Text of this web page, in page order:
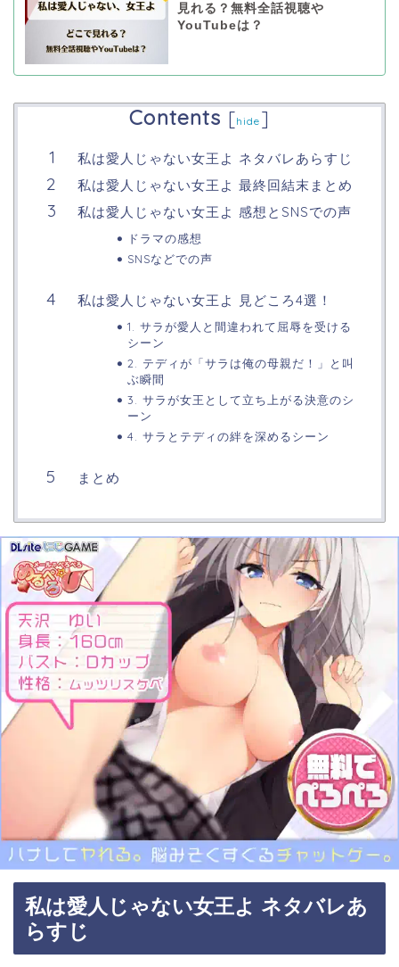
見れる？無料全話視聴や
YouTubeは？
Contents [hide ]
私は愛人じゃない女王よ ネタバレあらすじ
私は愛人じゃない女王よ 最終回結末まとめ
私は愛人じゃない女王よ 感想とSNSでの声
ドラマの感想
SNSなどでの声
私は愛人じゃない女王よ 見どころ4選！
1. サラが愛人と間違われて屈辱を受ける
シーン
2. テディが「サラは俺の母親だ！」と叫
ぶ瞬間
3. サラが女王として立ち上がる決意のシ
ーン
4. サラとテディの絆を深めるシーン
まとめ
私は愛人じゃない女王よ ネタバレあ
らすじ